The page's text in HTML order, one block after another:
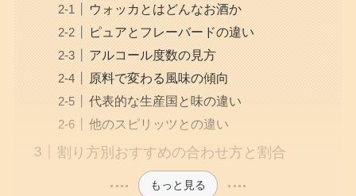
ウォッカとはどんなお酒か
ピュアとフレーバードの違い
アルコール度数の見方
原料で変わる風味の傾向
代表的な生産国と味の違い
他のスピリッツとの違い
割り方別おすすめの合わせ方と割合
もっと見る